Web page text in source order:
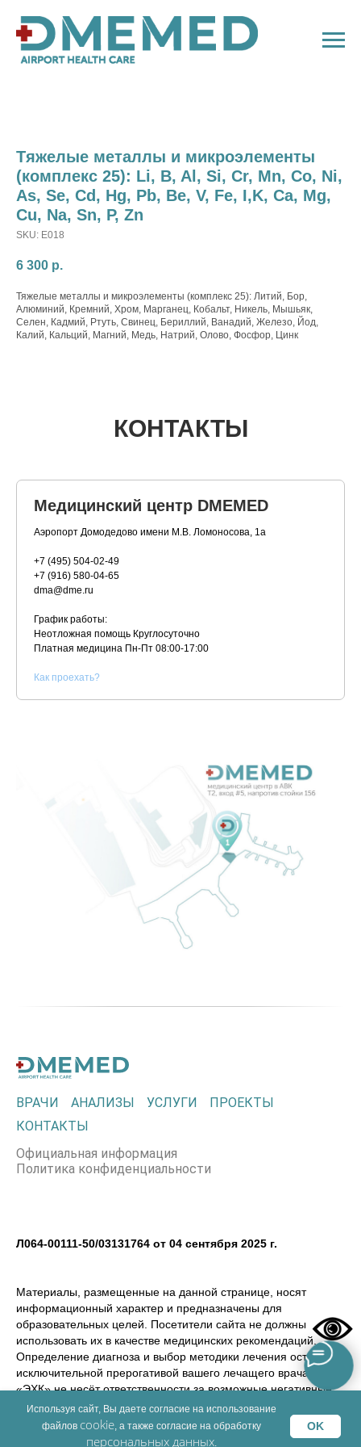
Тяжелые металлы и микроэлементы
(комплекс 25): Li, B, Al, Si, Cr, Mn, Co, Ni,
As, Se, Cd, Hg, Pb, Be, V, Fe, I,K, Ca, Mg,
Cu, Na, Sn, P, Zn
SKU: E018
6 300 р.
Тяжелые металлы и микроэлементы (комплекс 25): Литий, Бор,
Алюминий, Кремний, Хром, Марганец, Кобальт, Никель, Мышьяк,
Селен, Кадмий, Ртуть, Свинец, Бериллий, Ванадий, Железо, Йод,
Калий, Кальций, Магний, Медь, Натрий, Олово, Фосфор, Цинк
КОНТАКТЫ
Медицинский центр DMEMED
Аэропорт Домодедово имени М.В. Ломоносова, 1а
+7 (495) 504-02-49
+7 (916) 580-04-65
dma@dme.ru
График работы:
Неотложная помощь Круглосуточно
Платная медицина Пн-Пт 08:00-17:00
Как проехать?
ВРАЧИ АНАЛИЗЫ УСЛУГИ
ПРОЕКТЫ
КОНТАКТЫ
Официальная информация
Политика конфиденциальности
Л064-00111-50/03131764 от 04 сентября 2025 г.
Материалы, размещенные на данной странице, носят
информационный характер и предназначены для
образовательных целей. Посетители сайта не должны
использовать их в качестве медицинских рекомендаций.
Определение диагноза и выбор методики лечения остается
исключительной прерогативой вашего лечащего врача! ООО
«ЭХК» не несёт ответственности за возможные негативные
последствия, возникшие в результате использования
информации, размещенной на сайте dmemed.ru
Используя сайт, Вы даете согласие на использование
файлов cookie, а также согласие на обработку
персональных данных.
OK